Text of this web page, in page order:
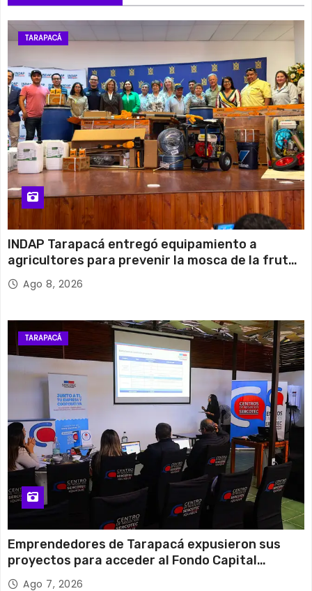
TARAPACÁ
INDAP Tarapacá entregó equipamiento a
agricultores para prevenir la mosca de la fruta
en Pica
Ago 8, 2026
TARAPACÁ
Emprendedores de Tarapacá expusieron sus
proyectos para acceder al Fondo Capital
Semilla de SERCOTEC
Ago 7, 2026